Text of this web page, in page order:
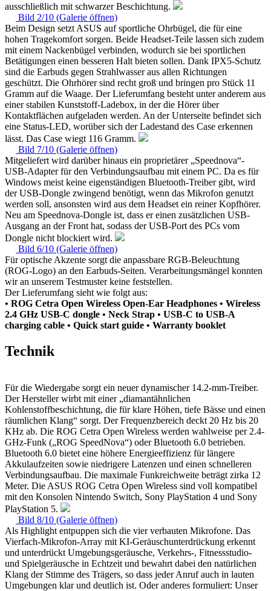
ausschließlich mit schwarzer Beschichtung.
Bild 2/10 (Galerie öffnen)
Beim Design setzt ASUS auf sportliche Ohrbügel, die für eine
hohen Tragekomfort sorgen. Beide Headset-Teile lassen sich zudem
mit einem Nackenbügel verbinden, wodurch sie bei sportlichen
Betätigungen einen besseren Halt bieten sollen. Dank IPX5-Schutz
sind die Earbuds gegen Strahlwasser aus allen Richtungen
geschützt. Die Ohrhörer sind recht groß und bringen pro Stück 11
Gramm auf die Waage. Der Lieferumfang besteht unter anderem aus
einer stabilen Kunststoff-Ladebox, in der die Hörer über
Kontaktflächen aufgeladen werden. An der Unterseite befindet sich
eine Status-LED, worüber sich der Ladestand des Case erkennen
lässt. Das Case wiegt 116 Gramm.
Bild 7/10 (Galerie öffnen)
Mitgeliefert wird darüber hinaus ein proprietärer „Speednova“-
USB-Adapter für den Verbindungsaufbau mit einem PC. Da es für
Windows meist keine eigenständigen Bluetooth-Treiber gibt, wird
der USB-Dongle zwingend benötigt, wenn das Mikrofon genutzt
werden soll, ansonsten wird aus dem Headset ein reiner Kopfhörer.
Neu am Speednova-Dongle ist, dass er einen zusätzlichen USB-
Ausgang an der Front hat, sodass der USB-Port des PCs vom
Dongle nicht blockiert wird.
Bild 6/10 (Galerie öffnen)
Für optische Akzente sorgt die anpassbare RGB-Beleuchtung
(ROG-Logo) an den Earbuds-Seiten. Verarbeitungsmängel konnten
wir an unserem Testmuster keine feststellen.
Der Lieferumfang sieht wie folgt aus:
• ROG Cetra Open Wireless Open-Ear Headphones • Wireless
2.4 GHz USB-C dongle • Neck Strap • USB-C to USB-A
charging cable • Quick start guide • Warranty booklet
Technik
Für die Wiedergabe sorgt ein neuer dynamischer 14.2-mm-Treiber.
Der Hersteller wirbt mit einer „diamantähnlichen
Kohlenstoffbeschichtung, die für klare Höhen, tiefe Bässe und einen
räumlichen Klang“ sorgt. Der Frequenzbereich deckt 20 Hz bis 20
KHz ab. Die ROG Cetra Open Wireless werden wahlweise per 2.4-
GHz-Funk („ROG SpeedNova“) oder Bluetooth 6.0 betrieben.
Bluetooth 6.0 bietet eine höhere Energieeffizienz für längere
Akkulaufzeiten sowie niedrigere Latenzen und einen schnelleren
Verbindungsaufbau. Die maximale Funkreichweite beträgt zirka 12
Meter. Die ASUS ROG Cetra Open Wireless sind voll kompatibel
mit den Konsolen Nintendo Switch, Sony PlayStation 4 und Sony
PlayStation 5.
Bild 8/10 (Galerie öffnen)
Als Highlight entpuppen sich die vier verbauten Mikrofone. Das
Vierfach-Mikrofon-Array mit KI-Geräuschunterdrückung erkennt
und unterdrückt Umgebungsgeräusche, Verkehrs-, Fitnessstudio-
und Spielgeräusche in Echtzeit und bewahrt dabei den natürlichen
Klang der Stimme des Trägers, so dass jeder Anruf auch in lauten
Umgebungen klar und deutlich ist. Oder anderes formuliert: Unser